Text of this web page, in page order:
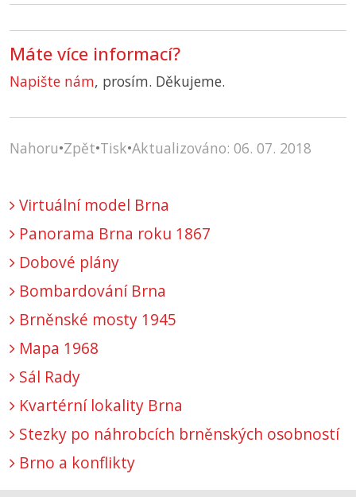
Máte více informací?
Napište nám, prosím. Děkujeme.
Nahoru•Zpět•Tisk•Aktualizováno: 06. 07. 2018
Virtuální model Brna
Panorama Brna roku 1867
Dobové plány
Bombardování Brna
Brněnské mosty 1945
Mapa 1968
Sál Rady
Kvartérní lokality Brna
Stezky po náhrobcích brněnských osobností
Brno a konflikty